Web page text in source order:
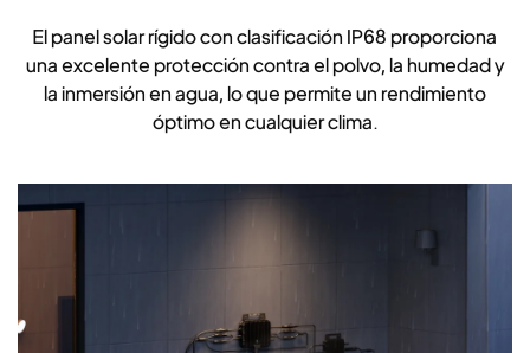
El panel solar rígido con clasificación IP68 proporciona
una excelente protección contra el polvo, la humedad y
la inmersión en agua, lo que permite un rendimiento
óptimo en cualquier clima.